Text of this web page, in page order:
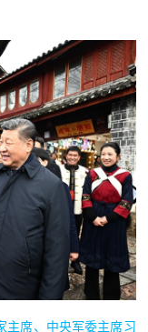
主席、中央军委主席习